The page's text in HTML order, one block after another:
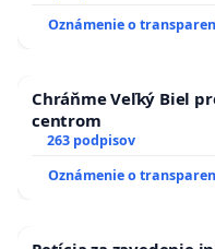
Oznámenie o
Chráňme Veľký Biel
centrom
263 podpisov
Oznámenie o